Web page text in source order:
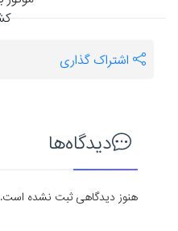
اشتراک گذاری
دیدگاه‌ها
هنوز دیدگاهی ثبت نشده است.